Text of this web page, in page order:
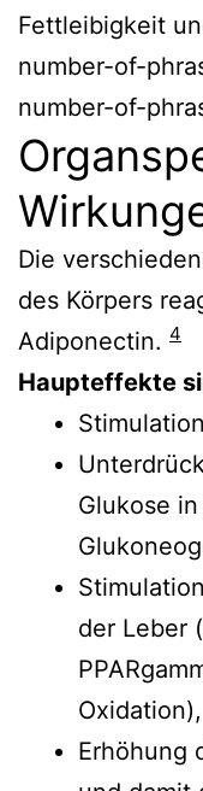
Fettleibigkeit
number-of-
number-of-
Die
des Körpers
Adiponectin. 4
Haupteffekte
Glukose
der Leber
Oxidation),
Erhöhung